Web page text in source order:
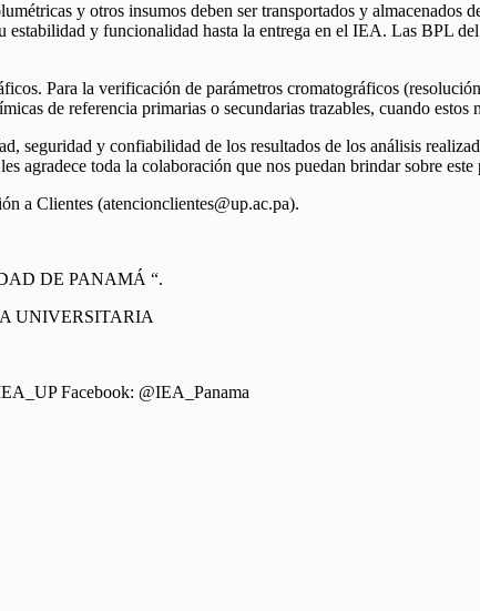
y otros insumos deben ser transportados y almacenados
y funcionalidad hasta la entrega en el IEA. Las BPL
Para la verificación de parámetros cromatográficos
de referencia primarias o secundarias trazables, cuando
seguridad y confiabilidad de los resultados de los análisis
toda la colaboración que nos puedan brindar sobre este
a Clientes (atencionclientes@up.ac.pa).
DE PANAMÁ “.
UNIVERSITARIA
Facebook: @IEA_Panama